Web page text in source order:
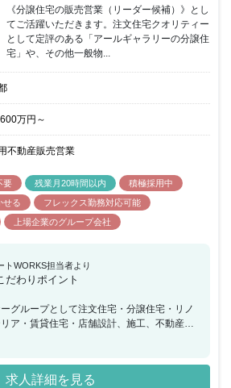
です。「オリジナリティがあって安い」住
の人気も高く、購入意欲が高いお客様が多い
です。中途入社5年未満の社員の平均年収
め、上場企業としての安定性を持ちながら
魅力的なポジションとなっています。
《分譲住宅の販売営業（リーダー候補）》とし
てご活躍いただきます。注文住宅クオリティー
として定評のある「アールギャラリーの分譲住
宅」や、その他一般物...
600万円 ～
不動産販売営業
要 残業月20時間以内
積極採用中
せる
フレックス勤務対応可能
上場企業のグループ会社
トWORKS担当者より
だわりポイント
グループとして注文住宅・分譲住宅・リノ
ア・賃貸住宅・店舗設計、施工、不動産全
けており、2021年に「東証グロース市場」
愛知・東京に33拠点を展開していますが、
計100拠点に増やす予定があり、この先の10
求人詳細を見る